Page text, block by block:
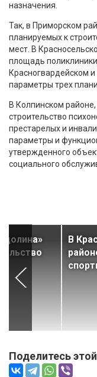
назначения.
Так, в Приморском
планируемых к
мест. В
площадь
Красногвардейском
параметры трех
В Колпинском
строительство
престарелых и
параметры и
утвержденного
социального
долина»
В
Поделитесь